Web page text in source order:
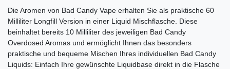
Die Aromen von Bad Candy Vape erhalten Sie als praktische 60
Milliliter Longfill Version in einer Liquid Mischflasche. Diese
beinhaltet bereits 10 Milliliter des jeweiligen Bad Candy
Overdosed Aromas und ermöglicht Ihnen das besonders
praktische und bequeme Mischen Ihres individuellen Bad Candy
Liquids: Einfach Ihre gewünschte Liquidbase direkt in die Flasche